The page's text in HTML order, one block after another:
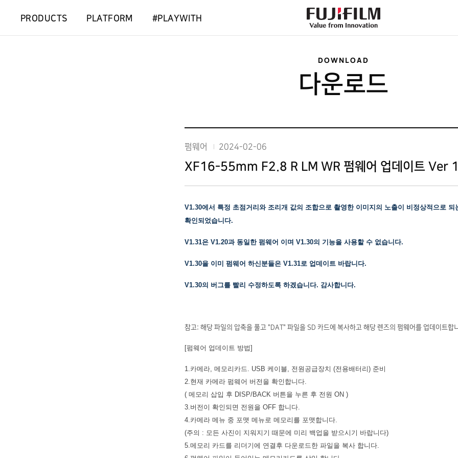
PRODUCTS PLATFORM #PLAYWITH
DOWNLOAD
다운로드
펌웨어 2024-02-06
XF16-55mm F2.8 R LM WR 펌웨어 업데이트 Ver
V1.30에서 특정 초점거리와 조리개 값의 조합으로 촬영한 이미지의 노출이 비정상적으로 되
확인되었습니다.
V1.31은 V1.20과 동일한 펌웨어 이며 V1.30의 기능을 사용할 수 없습니다.
V1.30을 이미 펌웨어 하신분들은 V1.31로 업데이트 바랍니다.
V1.30의 버그를 빨리 수정하도록 하겠습니다. 감사합니다.
참고: 해당 파일의 압축을 풀고 "DAT" 파일을 SD 카드에 복사하고 해당 렌즈의 펌웨어를 업데이트합
[펌웨어 업데이트 방법]
1.카메라, 메모리카드. USB 케이블, 전원공급장치 (전용배터리) 준비
2.현재 카메라 펌웨어 버전을 확인합니다.
( 메모리 삽입 후 DISP/BACK 버튼을 누른 후 전원 ON )
3.버전이 확인되면 전원을 OFF 합니다.
4.카메라 메뉴 중 포맷 메뉴로 메모리를 포맷합니다.
(주의 : 모든 사진이 지워지기 때문에 미리 백업을 받으시기 바랍니다)
5.메모리 카드를 리더기에 연결후 다운로드한 파일을 복사 합니다.